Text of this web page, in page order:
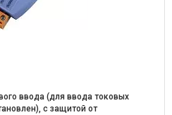
ввода (для ввода токовых
с защитой от